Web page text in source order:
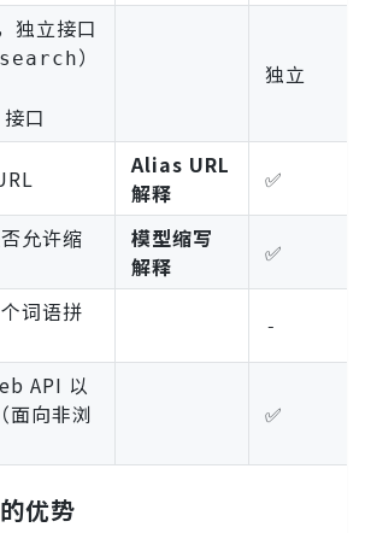
独立接口
）
接口
独立
Alias URL
解释
✅
允许缩
模型缩写
解释
✅
词语拼
-
API 以
面向非浏
✅
优势